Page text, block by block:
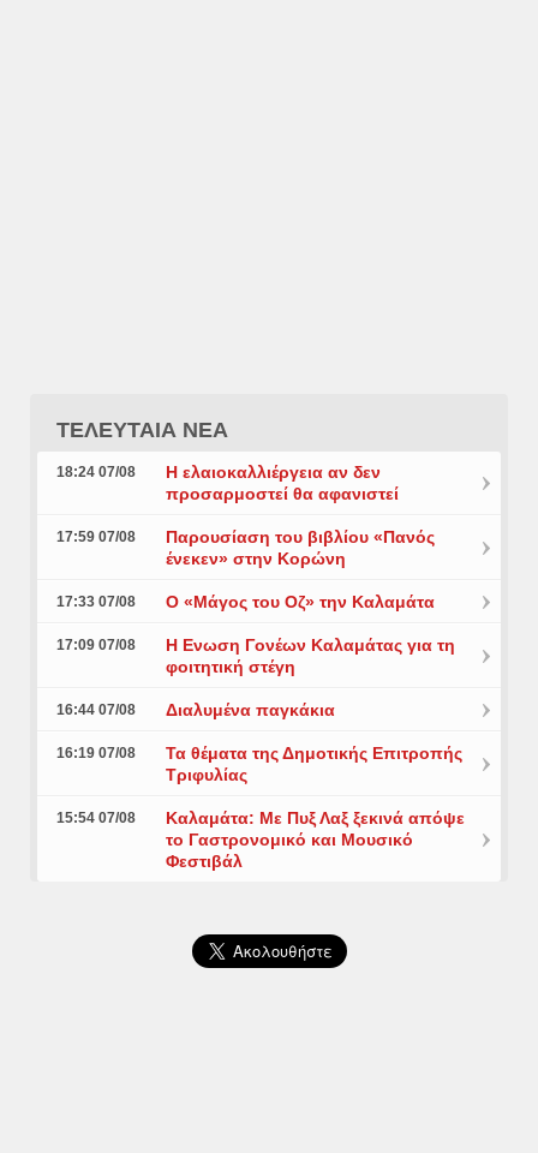
ΤΕΛΕΥΤΑΙΑ ΝΕΑ
18:24 07/08
Η ελαιοκαλλιέργεια αν δεν
προσαρμοστεί θα αφανιστεί
17:59 07/08
Παρουσίαση του βιβλίου «Πανός
ένεκεν» στην Κορώνη
17:33 07/08 Ο «Μάγος του Οζ» την Καλαμάτα
17:09 07/08
Η Ενωση Γονέων Καλαμάτας για τη
φοιτητική στέγη
16:44 07/08 Διαλυμένα παγκάκια
16:19 07/08
Τα θέματα της Δημοτικής Επιτροπής
Τριφυλίας
15:54 07/08
Καλαμάτα: Με Πυξ Λαξ ξεκινά απόψε
το Γαστρονομικό και Μουσικό
Φεστιβάλ